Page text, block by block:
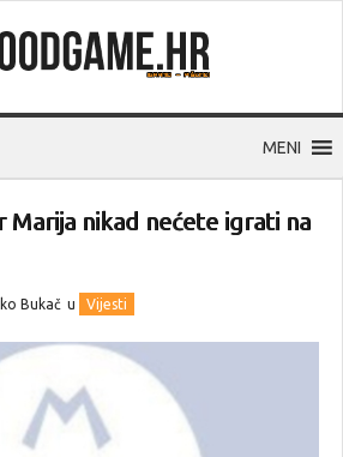
MENI
Marija nikad nećete igrati na
Bukač u Vijesti